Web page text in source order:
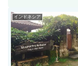
インドネシア